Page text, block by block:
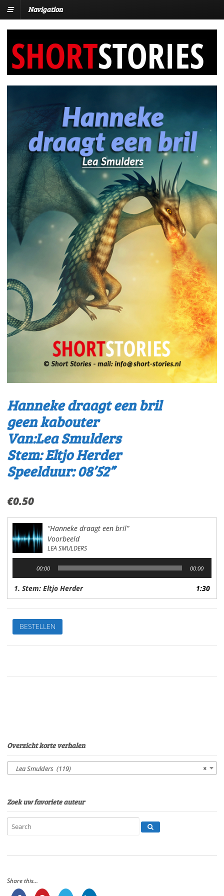
Navigation
Hanneke draagt een bril
geen kabouter
Van:Lea Smulders
Stem: Eltjo Herder
Speelduur: 08’52”
€0.50
“Hanneke draagt een bril”
Voorbeeld
LEA SMULDERS
00:00 00:00
1. Stem: Eltjo Herder 1:30
Hanneke
draagt
een
SmuldersStem:
BESTELLEN
Overzicht korte verhalen
×
Lea Smulders (119)
Zoek uw favoriete auteur
Share this...